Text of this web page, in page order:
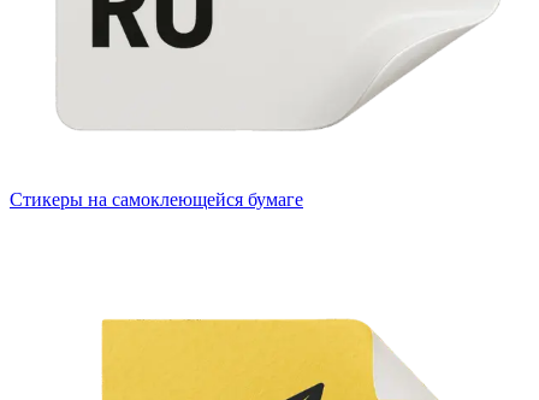
Стикеры на самоклеющейся бумаге